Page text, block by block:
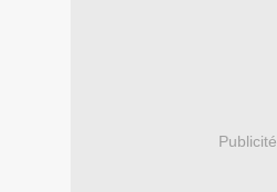
Publicité